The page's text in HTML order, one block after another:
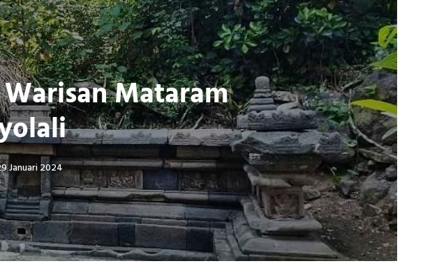
Mataram
Januari 2024